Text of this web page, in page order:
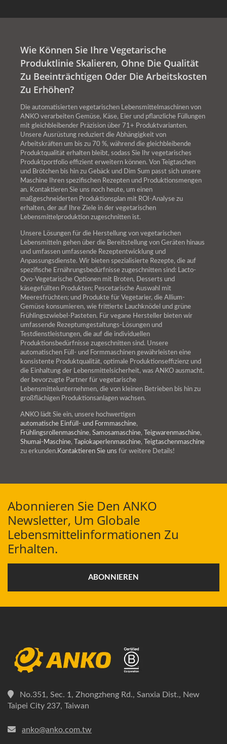
Wie Können Sie Ihre Vegetarische
Produktlinie Skalieren, Ohne Die Qualität
Zu Beeinträchtigen Oder Die Arbeitskosten
Zu Erhöhen?
Die automatisierten vegetarischen Lebensmittelmaschinen von
ANKO verarbeiten Gemüse, Käse, Eier und pflanzliche Füllungen
mit gleichbleibender Präzision über 71+ Produktvarianten.
Unsere Ausrüstung reduziert die Abhängigkeit von
Arbeitskräften um bis zu 70 %, während die gleichbleibende
Produktqualität erhalten bleibt, sodass Sie Ihr vegetarisches
Produktportfolio effizient erweitern können. Von Teigtaschen
und Brötchen bis hin zu Gebäck und Dim Sum passt sich unsere
Maschine Ihren spezifischen Rezepten und Produktionsmengen
an. Kontaktieren Sie uns noch heute, um einen
maßgeschneiderten Produktionsplan mit ROI-Analyse zu
erhalten, der auf Ihre Ziele in der vegetarischen
Lebensmittelproduktion zugeschnitten ist.
Unsere Lösungen für die Herstellung von vegetarischen
Lebensmitteln gehen über die Bereitstellung von Geräten hinaus
und umfassen umfassende Rezeptentwicklung und
Anpassungsdienste. Wir bieten spezialisierte Rezepte, die auf
spezifische Ernährungsbedürfnisse zugeschnitten sind: Lacto-
Ovo-Vegetarische Optionen mit Broten, Desserts und
käsegefüllten Produkten; Pescetarische Auswahl mit
Meeresfrüchten; und Produkte für Vegetarier, die Allium-
Gemüse konsumieren, wie frittierte Lauchknödel und grüne
Frühlingszwiebel-Pasteten. Für vegane Hersteller bieten wir
umfassende Rezeptumgestaltungs-Lösungen und
Testdienstleistungen, die auf die individuellen
Produktionsbedürfnisse zugeschnitten sind. Unsere
automatischen Füll- und Formmaschinen gewährleisten eine
konsistente Produktqualität, optimale Produktionseffizienz und
die Einhaltung der Lebensmittelsicherheit, was ANKO ausmacht.
der bevorzugte Partner für vegetarische
Lebensmittelunternehmen, die von kleinen Betrieben bis hin zu
großflächigen Produktionsanlagen wachsen.
ANKO lädt Sie ein, unsere hochwertigen
automatische Einfüll- und Formmaschine,
Frühlingsrollenmaschine, Samosamaschine, Teigwarenmaschine,
Shumai-Maschine, Tapiokaperlenmaschine,
Teigtaschenmaschine
zu erkunden.Kontaktieren Sie uns für weitere Details!
Abonnieren Sie Den ANKO
Newsletter, Um Globale
Lebensmittelinformationen Zu
Erhalten.
ABONNIEREN
No.351, Sec. 1, Zhongzheng Rd., Sanxia Dist., New
Taipei City 237, Taiwan
anko@anko.com.tw